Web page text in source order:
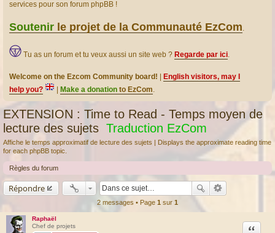
services pour son forum phpBB !
Soutenir le projet de la Communauté EzCom.
Tu as un forum et tu veux aussi un site web ? Regarde par ici.
Welcome on the Ezcom Community board!
English visitors, may I
help you?
Make a donation to EzCom.
EXTENSION : Time to Read - Temps moyen de
lecture des sujets Traduction EzCom
Affiche le temps approximatif de lecture des sujets | Displays the approximate reading time
for each phpBB topic.
Règles du forum
Répondre
2 messages • Page 1 sur 1
Raphaël
Chef de projets
Citation